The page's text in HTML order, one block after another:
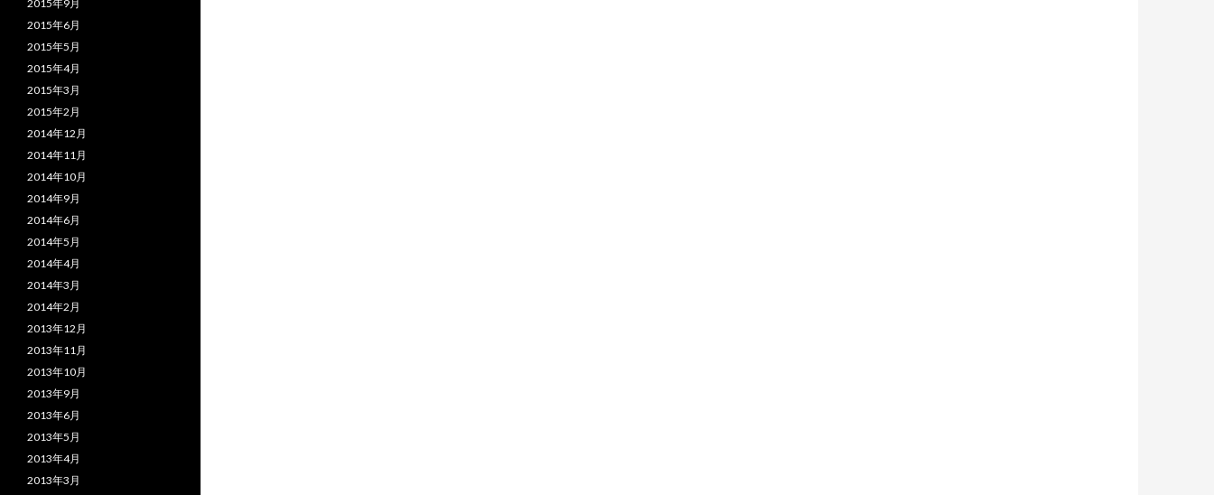
2015年9月
2015年6月
2015年5月
2015年4月
2015年3月
2015年2月
2014年12月
2014年11月
2014年10月
2014年9月
2014年6月
2014年5月
2014年4月
2014年3月
2014年2月
2013年12月
2013年11月
2013年10月
2013年9月
2013年6月
2013年5月
2013年4月
2013年3月